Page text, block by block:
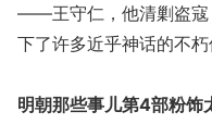
——王守仁，他清剿盗寇
下了许多近乎神话的不朽
明朝那些事儿第4部粉饰